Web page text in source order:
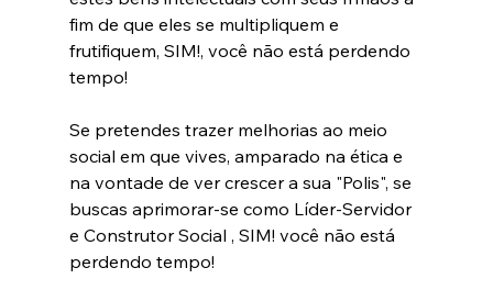
fim de que eles se multipliquem e
frutifiquem, SIM!, você não está perdendo
tempo!
Se pretendes trazer melhorias ao meio
social em que vives, amparado na ética e
na vontade de ver crescer a sua "Polis", se
buscas aprimorar-se como Líder-Servidor
e Construtor Social , SIM! você não está
perdendo tempo!